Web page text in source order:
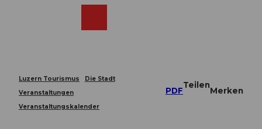
Luzern Tourismus
Die Stadt
Veranstaltungen
Veranstaltungskalender
PDF
Teilen
Merken